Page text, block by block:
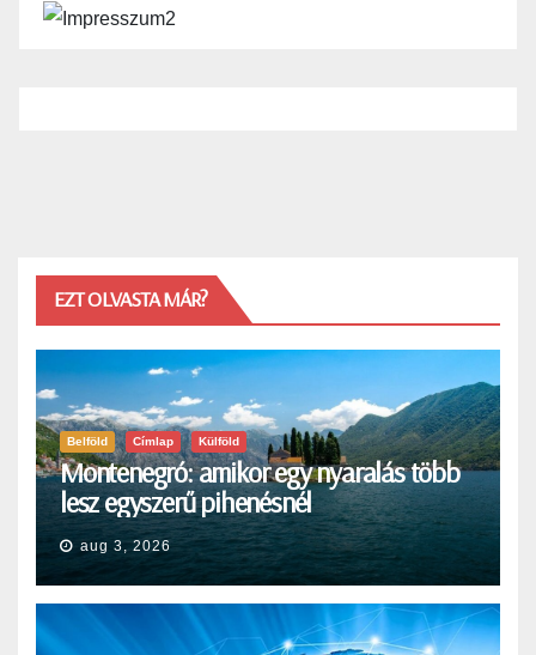
EZT OLVASTA MÁR?
Belföld Címlap Külföld
Montenegró: amikor egy nyaralás több
lesz egyszerű pihenésnél
aug 3, 2026